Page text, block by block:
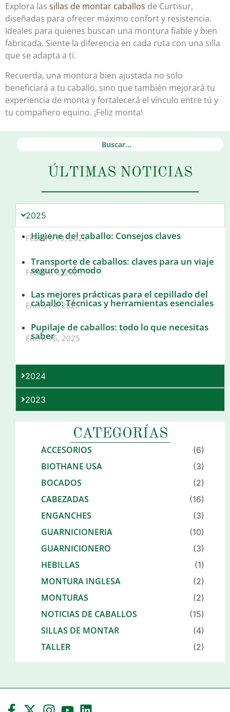
Explora las sillas de montar caballos de Curtisur,
diseñadas para ofrecer máximo confort y resistencia.
Ideales para quienes buscan una montura fiable y bien
fabricada. Siente la diferencia en cada ruta con una silla
que se adapta a ti.
Recuerda, una montura bien ajustada no solo
beneficiará a tu caballo, sino que también mejorará tu
experiencia de monta y fortalecerá el vínculo entre tú y
tu compañero equino. ¡Feliz monta!
ÚLTIMAS NOTICIAS
2025
Higiene del caballo: Consejos claves
Febrero 13, 2025
Transporte de caballos: claves para un viaje
seguro y cómodo
Febrero 6, 2025
Las mejores prácticas para el cepillado del
caballo: Técnicas y herramientas esenciales
Enero 24, 2025
Pupilaje de caballos: todo lo que necesitas
saber
Enero 16, 2025
2024
2023
CATEGORÍAS
ACCESORIOS (6)
BIOTHANE USA (3)
BOCADOS (2)
CABEZADAS (16)
ENGANCHES (3)
GUARNICIONERIA (10)
GUARNICIONERO (3)
HEBILLAS (1)
MONTURA INGLESA (2)
MONTURAS (2)
NOTICIAS DE CABALLOS (15)
SILLAS DE MONTAR (4)
TALLER (2)